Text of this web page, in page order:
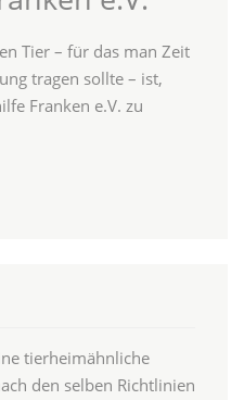
Tier – für das man Zeit
tragen sollte – ist,
Franken e.V. zu
tierheimähnliche
den selben Richtlinien